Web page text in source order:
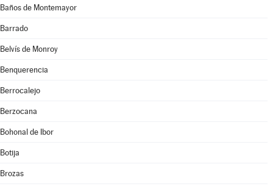
Baños de Montemayor
Barrado
Belvís de Monroy
Benquerencia
Berrocalejo
Berzocana
Bohonal de Ibor
Botija
Brozas